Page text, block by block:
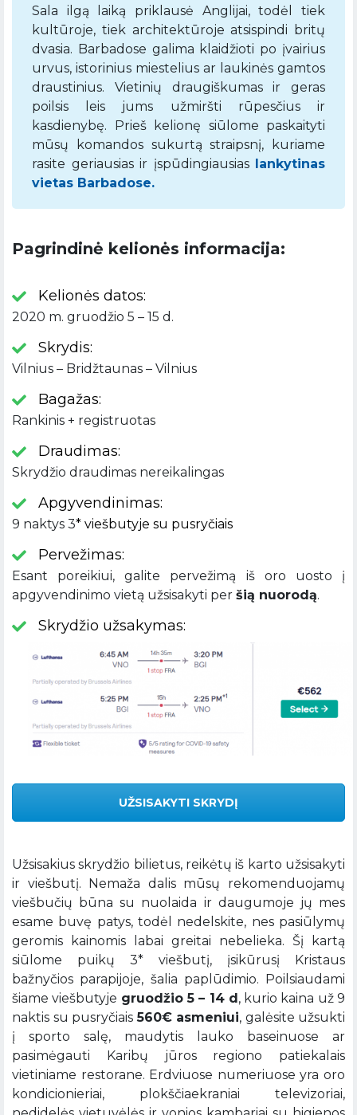
Sala ilgą laiką priklausė Anglijai, todėl tiek
kultūroje, tiek architektūroje atsispindi britų
dvasia. Barbadose galima klaidžioti po įvairius
urvus, istorinius miestelius ar laukinės gamtos
draustinius. Vietinių draugiškumas ir geras
poilsis leis jums užmiršti rūpesčius ir
kasdienybę. Prieš kelionę siūlome paskaityti
mūsų komandos sukurtą straipsnį, kuriame
rasite geriausias ir įspūdingiausias lankytinas
vietas Barbadose.
Pagrindinė kelionės informacija:
Kelionės datos:
2020 m. gruodžio 5 – 15 d.
Skrydis:
Vilnius – Bridžtaunas – Vilnius
Bagažas:
Rankinis + registruotas
Draudimas:
Skrydžio draudimas nereikalingas
Apgyvendinimas:
9 naktys 3* viešbutyje su pusryčiais
Pervežimas:
Esant poreikiui, galite pervežimą iš oro uosto į
apgyvendinimo vietą užsisakyti per šią nuorodą.
Skrydžio užsakymas:
UŽSISAKYTI SKRYDĮ
Užsisakius skrydžio bilietus, reikėtų iš karto užsisakyti
ir viešbutį. Nemaža dalis mūsų rekomenduojamų
viešbučių būna su nuolaida ir daugumoje jų mes
esame buvę patys, todėl nedelskite, nes pasiūlymų
geromis kainomis labai greitai nebelieka. Šį kartą
siūlome puikų 3* viešbutį, įsikūrusį Kristaus
bažnyčios parapijoje, šalia paplūdimio. Poilsiaudami
šiame viešbutyje gruodžio 5 – 14 d, kurio kaina už 9
naktis su pusryčiais560€ asmeniui, galėsite užsukti
į sporto salę, maudytis lauko baseinuose ar
pasimėgauti Karibų jūros regiono patiekalais
vietiniame restorane. Erdviuose numeriuose yra oro
kondicionieriai, plokščiaekraniai televizoriai,